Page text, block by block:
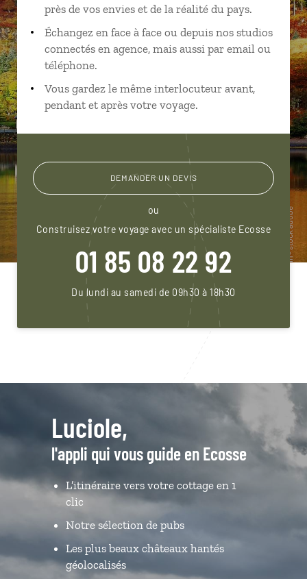
près de vos envies et de la réalité du pays.
Échangez en face à face ou depuis nos studios
connectés en agence, mais aussi par email ou
téléphone.
Vous gardez le même interlocuteur avant,
pendant et après votre voyage.
DEMANDER UN DEVIS
ou
Construisez votre voyage avec un spécialiste Ecosse
01 85 08 22 92
Du lundi au samedi de 09h30 à 18h30
Luciole,
l'appli qui vous guide en Ecosse
L’itinéraire vers votre cottage en 1
clic
Notre sélection de pubs
Les plus beaux châteaux hantés
géolocalisés